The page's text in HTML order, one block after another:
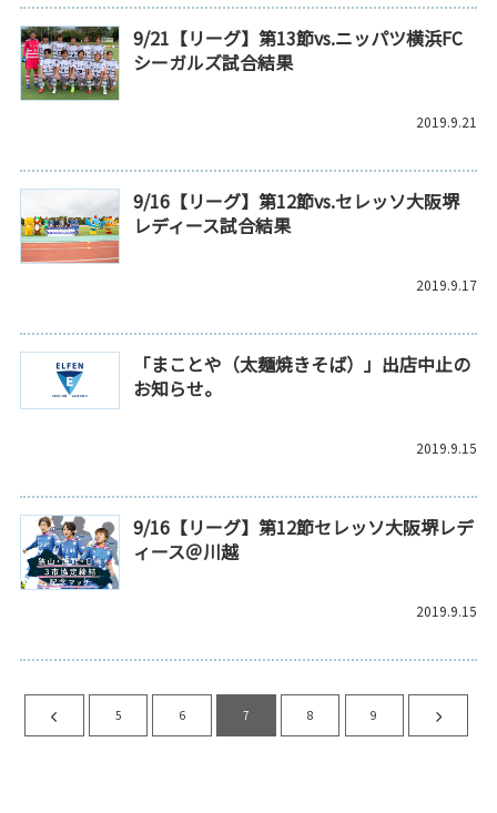
9/21【リーグ】第13節vs.ニッパツ横浜FC
シーガルズ試合結果
2019.9.21
9/16【リーグ】第12節vs.セレッソ大阪堺
レディース試合結果
2019.9.17
「まことや（太麺焼きそば）」出店中止の
お知らせ。
2019.9.15
9/16【リーグ】第12節セレッソ大阪堺レデ
ィース＠川越
2019.9.15
5 6 7 8 9